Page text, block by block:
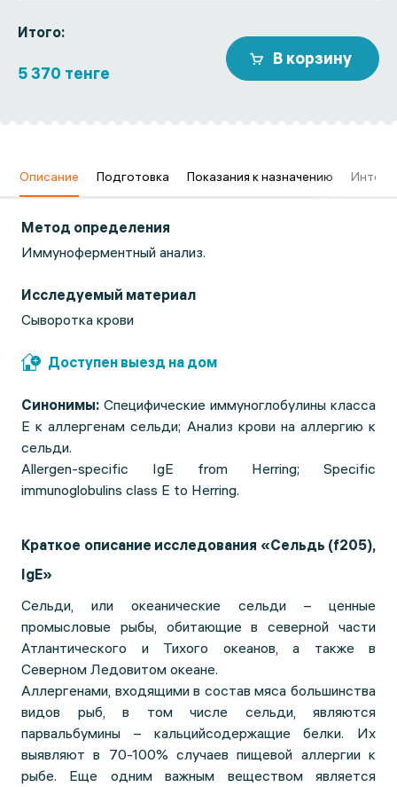
Итого:
5 370 тенге
В корзину
Описание Подготовка Показания к назначению
Метод определения
Иммуноферментный анализ.
Исследуемый материал
Сыворотка крови
Доступен выезд на дом
Синонимы: Специфические иммуноглобулины класса
Е к аллергенам сельди; Анализ крови на аллергию к
сельди.
Allergen-specific IgE from Herring; Specific
immunoglobulins class E to Herring.
Краткое описание исследования «Сельдь (f205),
IgE»
Сельди, или океанические сельди – ценные
промысловые рыбы, обитающие в северной части
Атлантического и Тихого океанов, а также в
Северном Ледовитом океане.
Аллергенами, входящими в состав мяса большинства
видов рыб, в том числе сельди, являются
парвальбумины – кальцийсодержащие белки. Их
выявляют в 70-100% случаев пищевой аллергии к
рыбе. Еще одним важным веществом является